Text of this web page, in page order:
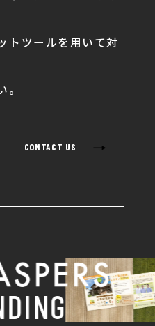
トツールを用いて対
CONTACT US →